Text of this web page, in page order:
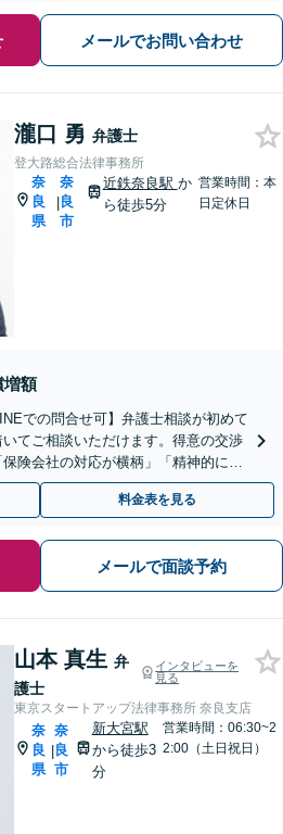
メールでお問い合わせ
瀧口 勇 弁護士
登大路総合法律事務所
奈
良
県
|
奈
良
市
近鉄奈良駅 か
ら徒歩5分
営業時間：本
日定休日
増額
での問合せ可】弁護士相談が初めて
てご相談いただけます。得意の交渉
険会社の対応が横柄」「精神的に辛
近鉄奈良駅５分】
料金表を見る
メールで面談予約
山本 真生 弁
護士
インタビューを
見る
東京スタートアップ法律事務所 奈良支店
奈
良
県
|
奈
良
市
新大宮駅
から徒歩3
分
営業時間：06:30~2
2:00（土日祝日）